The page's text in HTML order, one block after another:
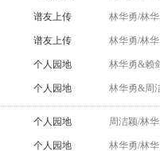
谱友上传 林华勇/林
谱友上传 林华勇/林
个人园地 林华勇&赖
个人园地 林华勇&周
个人园地 周洁颖/林
个人园地 林华勇/林